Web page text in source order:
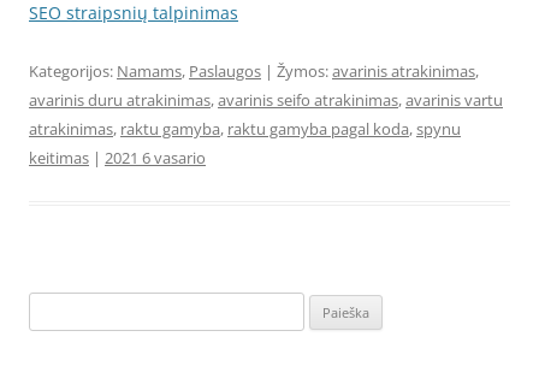
SEO straipsnių talpinimas
Kategorijos: Namams, Paslaugos | Žymos:avarinis atrakinimas,
avarinis duru atrakinimas,avarinis seifo atrakinimas,avarinis vartu
atrakinimas, raktu gamyba, raktu gamyba pagal koda,spynu
keitimas | 2021 6 vasario